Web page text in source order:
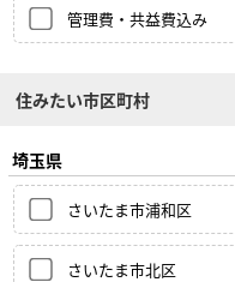
管理費・共益費込み
住みたい市区町村
埼玉県
さいたま市浦和区
さいたま市北区